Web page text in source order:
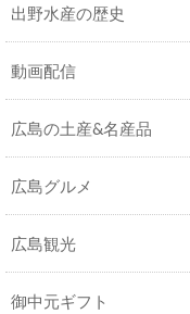
出野水産の歴史
動画配信
広島の土産&名産品
広島グルメ
広島観光
御中元ギフト